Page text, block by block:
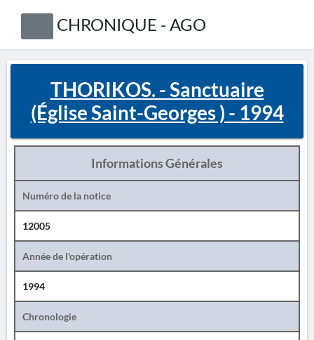
CHRONIQUE - AGO
THORIKOS. - Sanctuaire
(Église Saint-Georges ) - 1994
Informations Générales
Numéro de la notice
12005
Année de l'opération
1994
Chronologie